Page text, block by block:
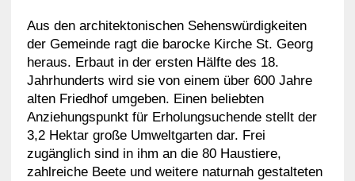
Aus den architektonischen Sehenswürdigkeiten
der Gemeinde ragt die barocke Kirche St. Georg
heraus. Erbaut in der ersten Hälfte des 18.
Jahrhunderts wird sie von einem über 600 Jahre
alten Friedhof umgeben. Einen beliebten
Anziehungspunkt für Erholungsuchende stellt der
3,2 Hektar große Umweltgarten dar. Frei
zugänglich sind in ihm an die 80 Haustiere,
zahlreiche Beete und weitere naturnah gestalteten